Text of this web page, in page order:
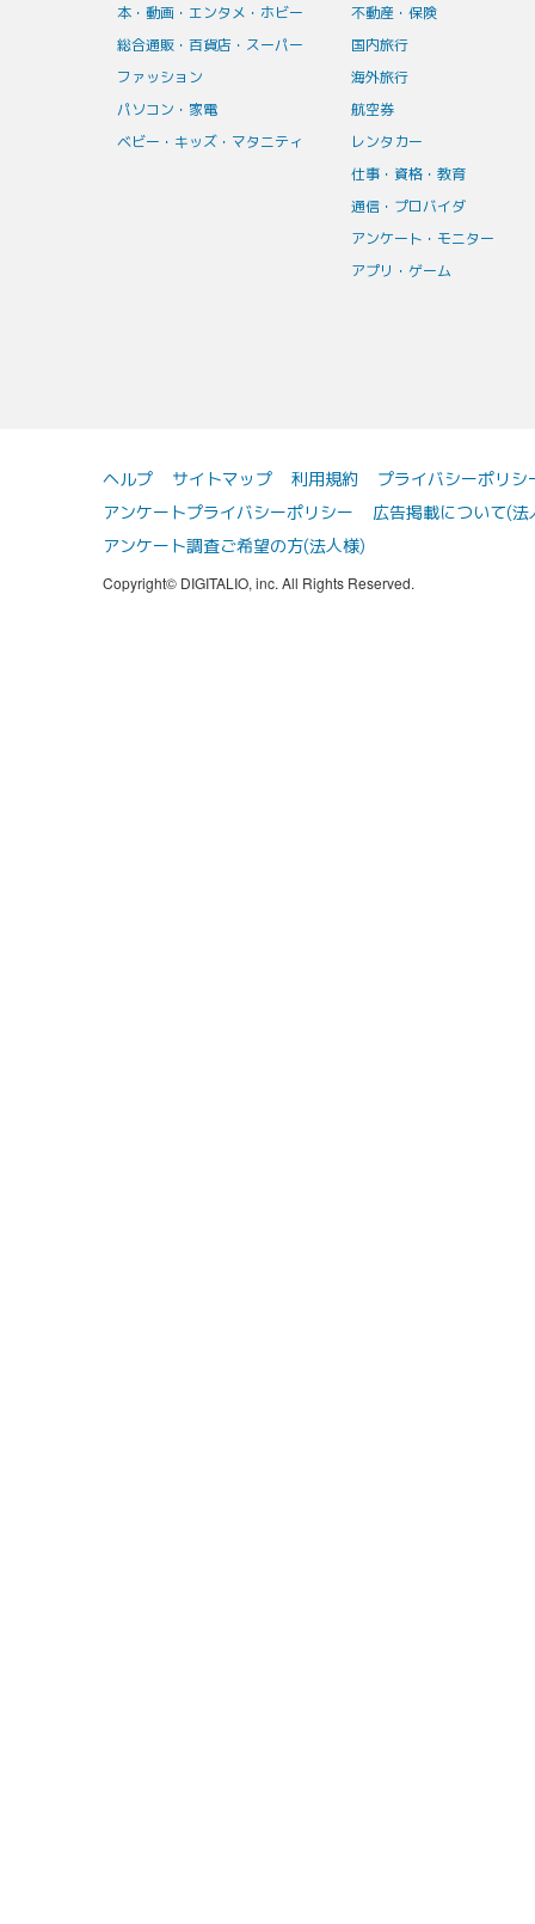
本・動画・エンタメ・ホビー
総合通販・百貨店・スーパー
ファッション
パソコン・家電
ベビー・キッズ・マタニティ
不動産・保険
国内旅行
海外旅行
航空券
レンタカー
仕事・資格・教育
通信・プロバイダ
アンケート・モニター
アプリ・ゲーム
ヘルプ サイトマップ 利用規約
プライバシーポリシ
アンケートプライバシーポリシー
広告掲載について(法
アンケート調査ご希望の方(法人様)
Copyright© DIGITALIO, inc. All Rights Reserved.